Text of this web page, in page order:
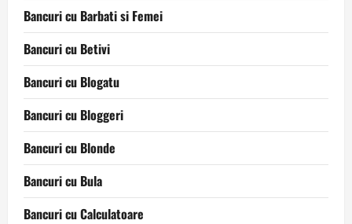
Bancuri cu Barbati si Femei
Bancuri cu Betivi
Bancuri cu Blogatu
Bancuri cu Bloggeri
Bancuri cu Blonde
Bancuri cu Bula
Bancuri cu Calculatoare